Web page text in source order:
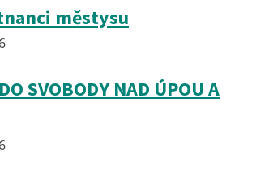
městysu
SVOBODY NAD ÚPOU A